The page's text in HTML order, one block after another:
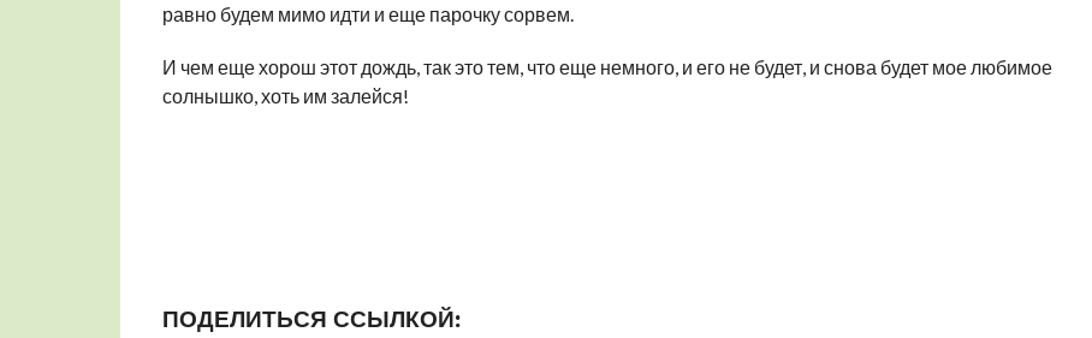
равно будем мимо идти и еще парочку сорвем.
И чем еще хорош этот дождь, так это тем, что еще немного, и его не будет, и снова будет мое любимое
солнышко, хоть им залейся!
ПОДЕЛИТЬСЯ ССЫЛКОЙ: